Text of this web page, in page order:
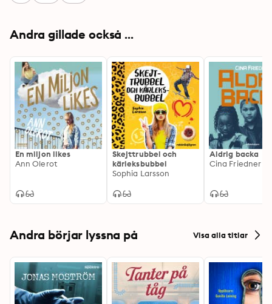
Andra gillade också ...
En miljon likes
Ann Olerot
Skejttrubbel och
kärleksbubbel
Sophia Larsson
Aldrig backa
Cina Friedner
Andra börjar lyssna på Visa alla titlar